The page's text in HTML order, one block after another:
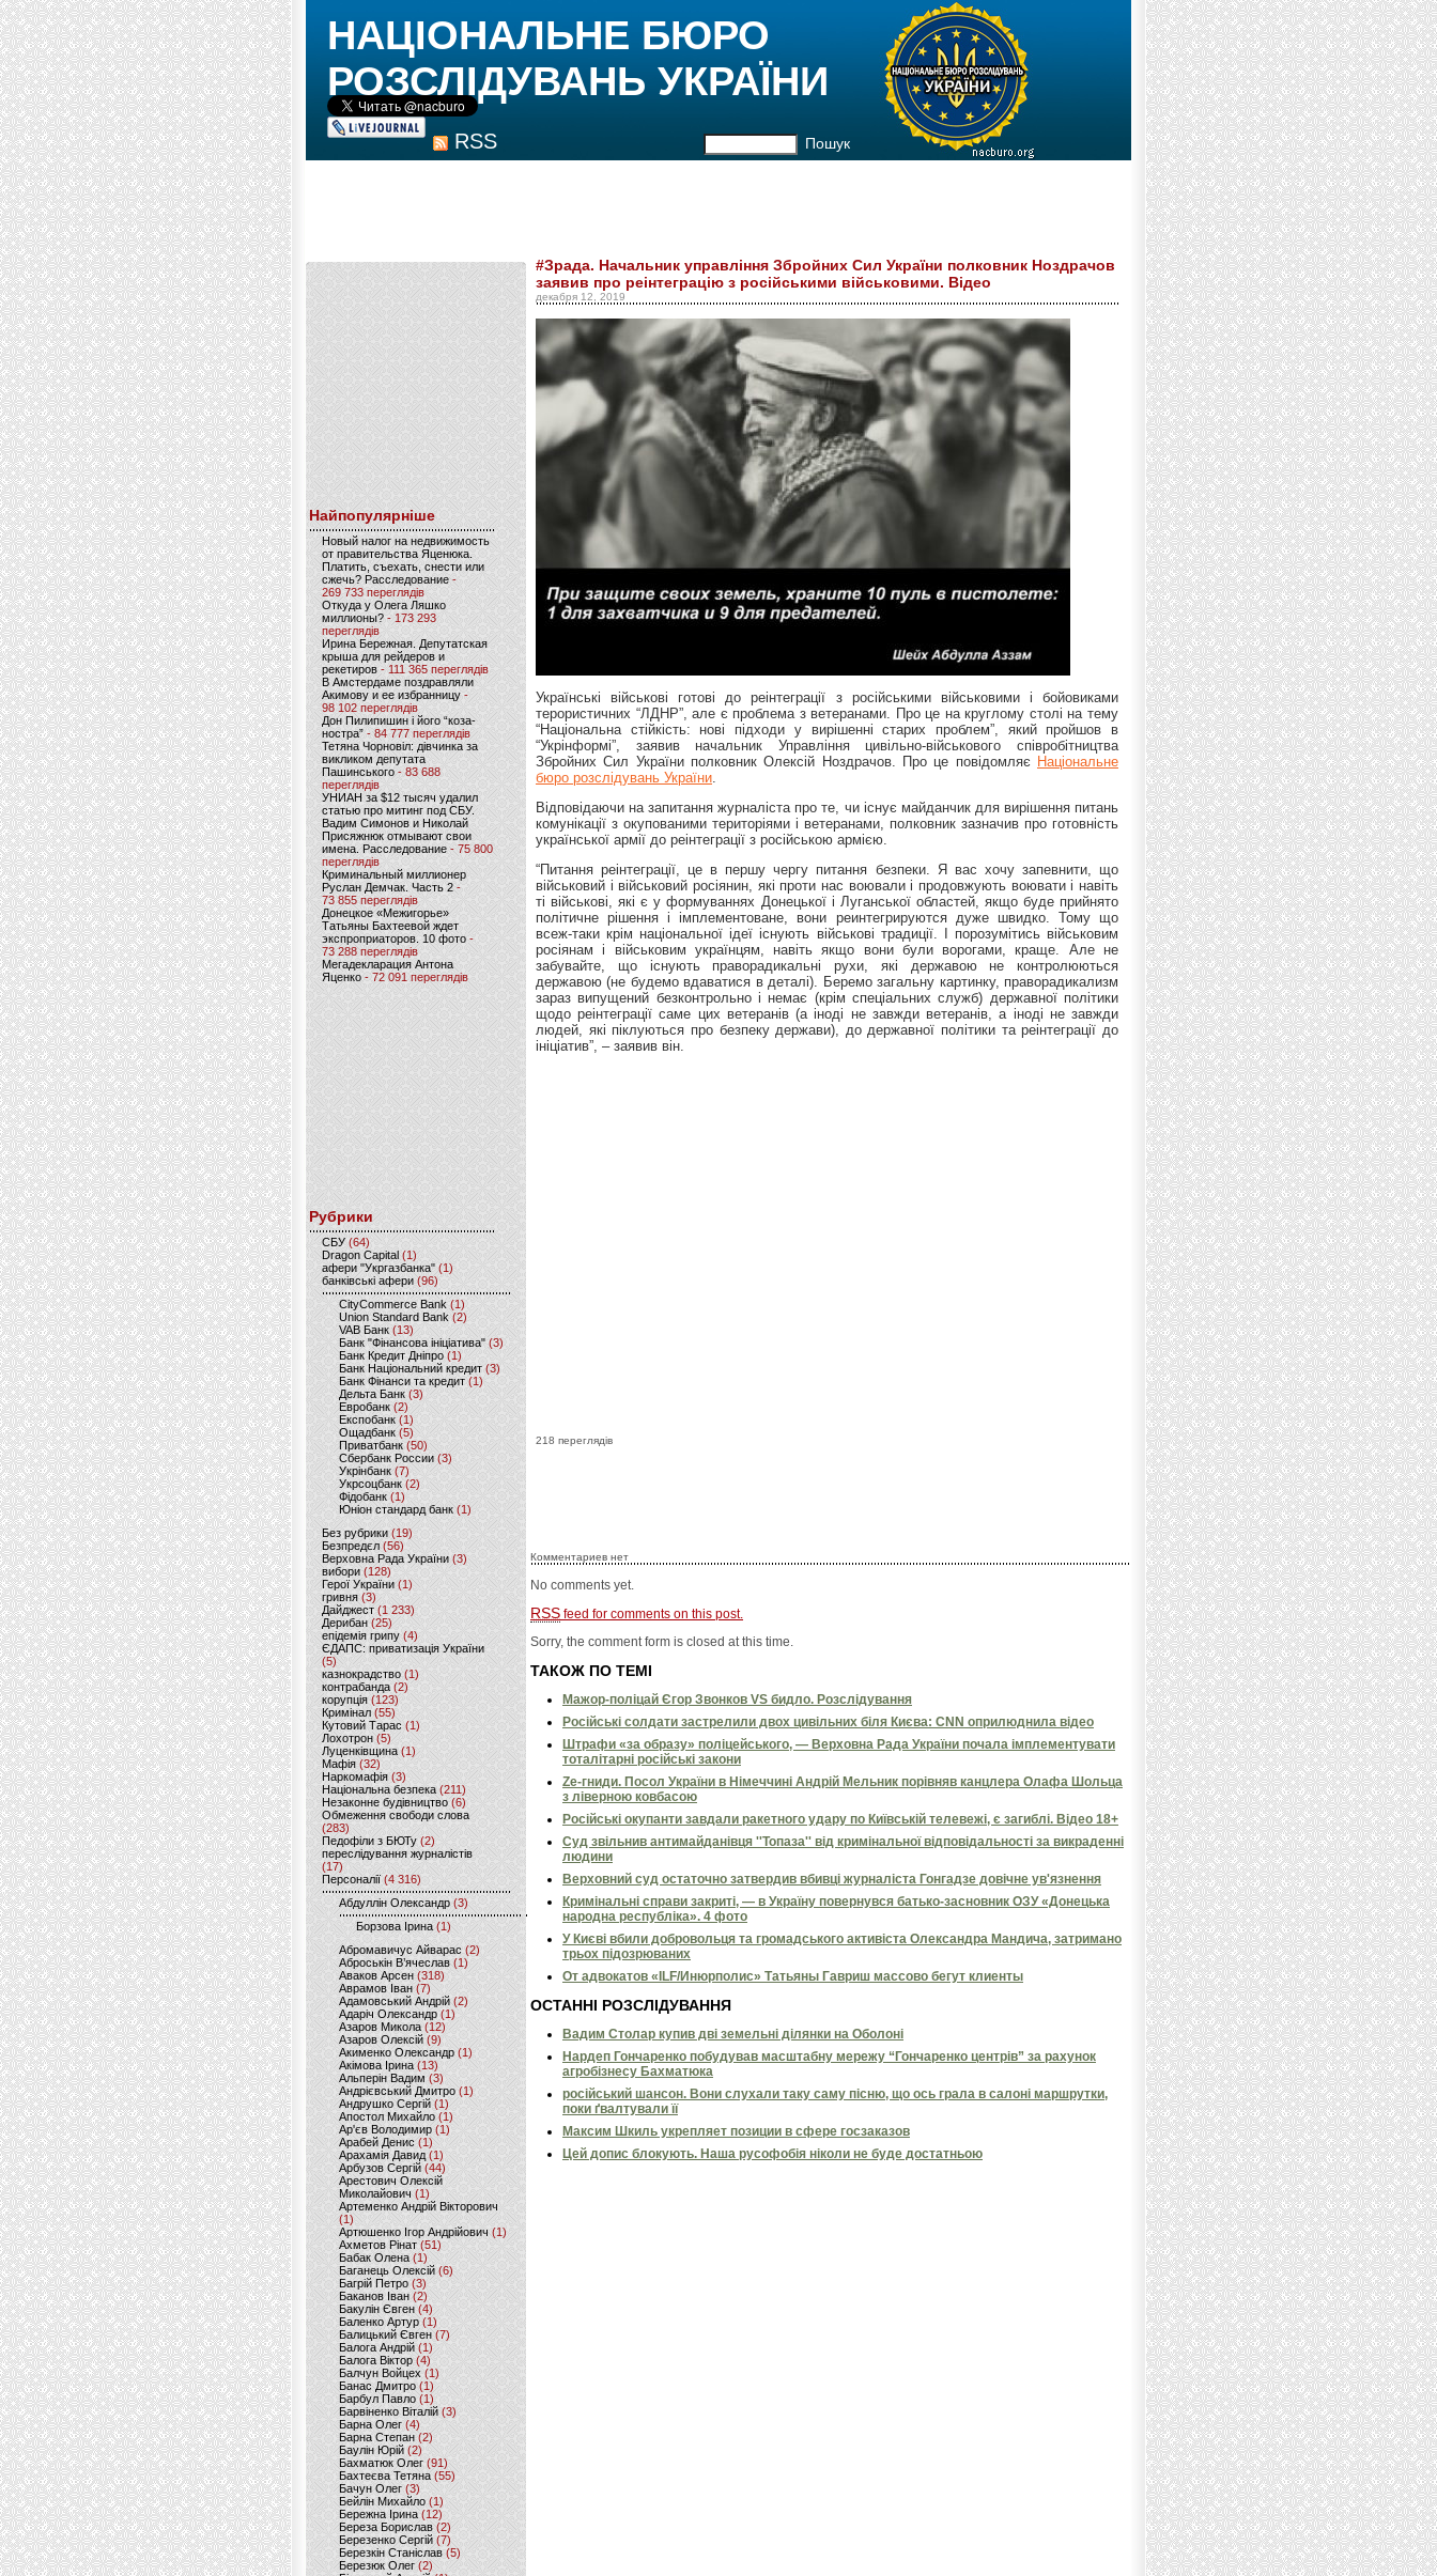
RSS Пошук
НАЦІОНАЛЬНЕ БЮРО
РОЗСЛІДУВАНЬ УКРАЇНИ
Найпопулярніше
Новый налог на недвижимость
от правительства Яценюка.
Платить, съехать, снести или
сжечь? Расследование-
269 733 переглядів
Откуда у Олега Ляшко
миллионы? - 173 293
переглядів
Ирина Бережная. Депутатская
крыша для рейдеров и
рекетиров - 111 365 переглядів
В Амстердаме поздравляли
Акимову и ее избранницу -
98 102 переглядів
Дон Пилипишин і його “коза-
ностра” - 84 777 переглядів
Тетяна Чорновіл: дівчинка за
викликом депутата
Пашинського- 83 688
переглядів
УНИАН за $12 тысяч удалил
статью про митинг под СБУ.
Вадим Симонов и Николай
Присяжнюк отмывают свои
имена. Расследование - 75 800
переглядів
Криминальный миллионер
Руслан Демчак. Часть 2-
73 855 переглядів
Донецкое «Межигорье»
Татьяны Бахтеевой ждет
экспроприаторов. 10 фото -
73 288 переглядів
Мегадекларация Антона
Яценко - 72 091 переглядів
Рубрики
CБУ (64)
Dragon Capital (1)
афери "Укргазбанка" (1)
банківські афери (96)
CityCommerce Bank (1)
Union Standard Bank (2)
VAB Банк (13)
Банк "Фінансова ініціатива" (3)
Банк Кредит Дніпро (1)
Банк Національний кредит (3)
Банк Фінанси та кредит (1)
Дельта Банк (3)
Евробанк(2)
Експобанк (1)
Ощадбанк(5)
Приватбанк (50)
Сбербанк России (3)
Укрінбанк(7)
Укрсоцбанк (2)
Фідобанк (1)
Юніон стандард банк(1)
Без рубрики (19)
Безпредєл(56)
Верховна Рада України (3)
вибори(128)
Герої України(1)
гривня (3)
Дайджест (1 233)
Дерибан (25)
епідемія грипу (4)
ЄДАПС: приватизація України
(5)
казнокрадство (1)
контрабанда (2)
корупція (123)
Кримінал (55)
Кутовий Тарас (1)
Лохотрон(5)
Луценківщина (1)
Мафія (32)
Наркомафія (3)
Національна безпека (211)
Незаконне будівництво(6)
Обмеження свободи слова
(283)
Педофіли з БЮТу (2)
переслідування журналістів
(17)
Персоналії (4 316)
Абдуллін Олександр (3)
Борзова Ірина(1)
Абромавичус Айварас (2)
Аброськін В’ячеслав(1)
Аваков Арсен (318)
Аврамов Іван (7)
Адамовський Андрій(2)
Адаріч Олександр (1)
Азаров Микола (12)
Азаров Олексій (9)
Акименко Олександр(1)
Акімова Ірина(13)
Альперін Вадим (3)
Андрієвський Дмитро(1)
Андрушко Сергій(1)
Апостол Михайло(1)
Ар'єв Володимир (1)
Арабей Денис(1)
Арахамія Давид (1)
Арбузов Сергій (44)
Арестович Олексій
Миколайович(1)
Артеменко Андрій Вікторович
(1)
Артюшенко Ігор Андрійович(1)
Ахметов Рінат(51)
Бабак Олена(1)
Баганець Олексій(6)
Багрій Петро (3)
Баканов Іван(2)
Бакулін Євген (4)
Баленко Артур(1)
Балицький Євген(7)
Балога Андрій (1)
Балога Віктор (4)
Балчун Войцех (1)
Банас Дмитро (1)
Барбул Павло(1)
Барвіненко Віталій(3)
Барна Олег (4)
Барна Степан (2)
Баулін Юрій (2)
Бахматюк Олег (91)
Бахтеєва Тетяна(55)
Бачун Олег (3)
Бейлін Михайло (1)
Бережна Ірина(12)
Береза Борислав(2)
Березенко Сергій (7)
Березкін Станіслав (5)
Березюк Олег(2)
#Зрада. Начальник управління Збройних Сил України полковник Ноздрачов
заявив про реінтеграцію з російськими військовими. Відео
декабря 12, 2019
Українські військові готові до реінтеграції з російськими військовими і бойовиками
терористичних “ЛДНР”, але є проблема з ветеранами. Про це на круглому столі на тему
“Національна стійкість: нові підходи у вирішенні старих проблем”, який пройшов в
“Укрінформі”, заявив начальник Управління цивільно-військового співробітництва
Збройних Сил України полковник Олексій Ноздрачов. Про це повідомляє Національне
бюро розслідувань України.
Відповідаючи на запитання журналіста про те, чи існує майданчик для вирішення питань
комунікації з окупованими територіями і ветеранами, полковник зазначив про готовність
української армії до реінтеграції з російською армією.
“Питання реінтеграції, це в першу чергу питання безпеки. Я вас хочу запевнити, що
військовий і військовий росіянин, які проти нас воювали і продовжують воювати і навіть
ті військові, які є у формуваннях Донецької і Луганської областей, якщо буде прийнято
політичне рішення і імплементоване, вони реинтегрируются дуже швидко. Тому що
всеж-таки крім національної ідеї існують військові традиції. І порозумітись військовим
росіянам і військовим українцям, навіть якщо вони були ворогами, краще. Але не
забувайте, що існують праворадикальні рухи, які державою не контролюються
державою (не будемо вдаватися в деталі). Беремо загальну картинку, праворадикализм
зараз випущений безконтрольно і немає (крім спеціальних служб) державної політики
щодо реінтеграції саме цих ветеранів (а іноді не завжди ветеранів, а іноді не завжди
людей, які піклуються про безпеку держави), до державної політики та реінтеграції до
ініціатив”, – заявив він.
218 переглядів
Комментариев нет
No comments yet.
RSS feed for comments on this post.
Sorry, the comment form is closed at this time.
ТАКОЖ ПО ТЕМІ
Мажор-поліцай Єгор Звонков VS бидло. Розслідування
Російські солдати застрелили двох цивільних біля Києва: CNN оприлюднила відео
Штрафи «за образу» поліцейського, — Верховна Рада України почала імплементувати
тоталітарні російські закони
Ze-гниди. Посол України в Німеччині Андрій Мельник порівняв канцлера Олафа Шольца
з ліверною ковбасою
Російські окупанти завдали ракетного удару по Київській телевежі, є загиблі. Відео 18+
Суд звільнив антимайданівця ''Топаза'' від кримінальної відповідальності за викраденні
людини
Верховний суд остаточно затвердив вбивці журналіста Гонгадзе довічне ув'язнення
Кримінальні справи закриті, — в Україну повернувся батько-засновник ОЗУ «Донецька
народна республіка». 4 фото
У Києві вбили добровольця та громадського активіста Олександра Мандича, затримано
трьох підозрюваних
От адвокатов «ILF/Инюрполис» Татьяны Гавриш массово бегут клиенты
ОСТАННІ РОЗСЛІДУВАННЯ
Вадим Столар купив дві земельні ділянки на Оболоні
Нардеп Гончаренко побудував масштабну мережу “Гончаренко центрів” за рахунок
агробізнесу Бахматюка
російський шансон. Вони слухали таку саму пісню, що ось грала в салоні маршрутки,
поки ґвалтували її
Максим Шкиль укрепляет позиции в сфере госзаказов
Цей допис блокують. Наша русофобія ніколи не буде достатньою